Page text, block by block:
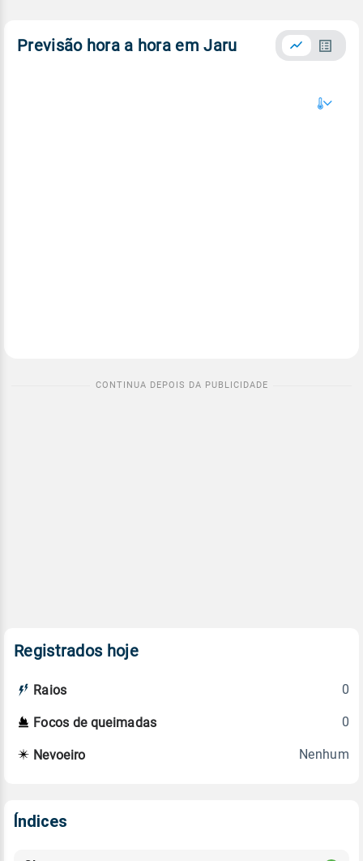
Previsão hora a hora em Jaru
Registrados hoje
Raios 0
Focos de queimadas 0
Nevoeiro Nenhum
Índices